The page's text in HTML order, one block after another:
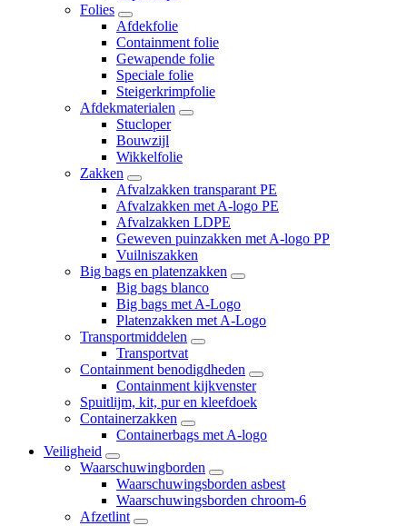
Folies
Afdekfolie
Containment folie
Gewapende folie
Speciale folie
Steigerkrimpfolie
Afdekmaterialen
Stucloper
Bouwzijl
Wikkelfolie
Zakken
Afvalzakken transparant PE
Afvalzakken met A-logo PE
Afvalzakken LDPE
Geweven puinzakken met A-logo PP
Vuilniszakken
Big bags en platenzakken
Big bags blanco
Big bags met A-Logo
Platenzakken met A-Logo
Transportmiddelen
Transportvat
Containment benodigdheden
Containment kijkvenster
Spuitlijm, kit, pur en kleefdoek
Containerzakken
Containerbags met A-logo
Veiligheid
Waarschuwingborden
Waarschuwingsborden asbest
Waarschuwingsborden chroom-6
Afzetlint